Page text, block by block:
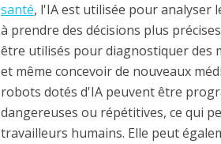
santé, l'IA est utilisée pour analyser
à prendre des décisions plus
être utilisés pour diagnostiquer des
et même concevoir de nouveaux
robots dotés d'IA peuvent être
dangereuses ou répétitives, ce qui
travailleurs humains. Elle peut